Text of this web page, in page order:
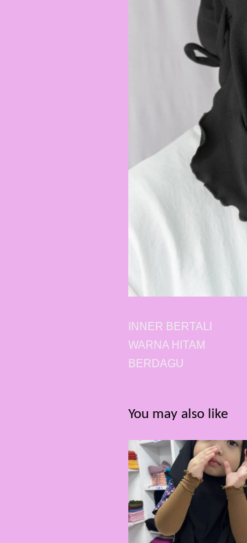
INNER BERTALI
WARNA HITAM
BERDAGU
You may also like